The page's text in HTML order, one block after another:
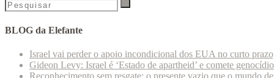
BLOG da Elefante
Israel vai perder o apoio incondicional dos EUA no curto
Gideon Levy: Israel é ‘Estado de apartheid’ e comete
Reconhecimento sem resgate: o presente vazio que o mundo